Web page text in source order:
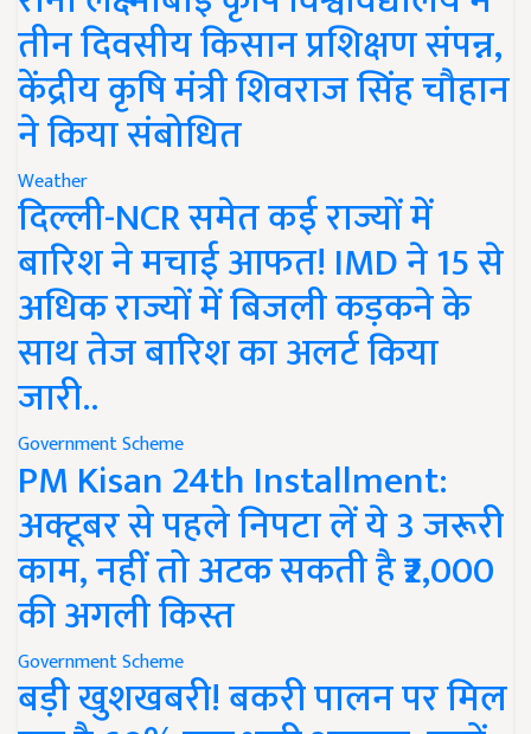
तीन दिवसीय किसान प्रशिक्षण संपन्न,
केंद्रीय कृषि मंत्री शिवराज सिंह चौहान
ने किया संबोधित
Weather
दिल्ली-NCR समेत कई राज्यों में
बारिश ने मचाई आफत! IMD ने 15 से
अधिक राज्यों में बिजली कड़कने के
साथ तेज बारिश का अलर्ट किया
जारी..
Government Scheme
PM Kisan 24th Installment:
अक्टूबर से पहले निपटा लें ये 3 जरूरी
काम, नहीं तो अटक सकती है ₹2,000
की अगली किस्त
Government Scheme
बड़ी खुशखबरी! बकरी पालन पर मिल